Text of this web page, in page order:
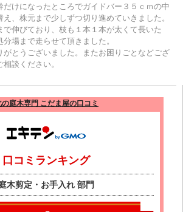
だけになったところでガイドバー３５ｃｍの中
、株元まで少しずつ切り進めていきました。
で伸びており、枝も１本１本が太くて長いた
場まで走らせて頂きました。
がとうございました。またお困りごとなどござ
談ください。
の庭木専門 こだま屋の口コミ